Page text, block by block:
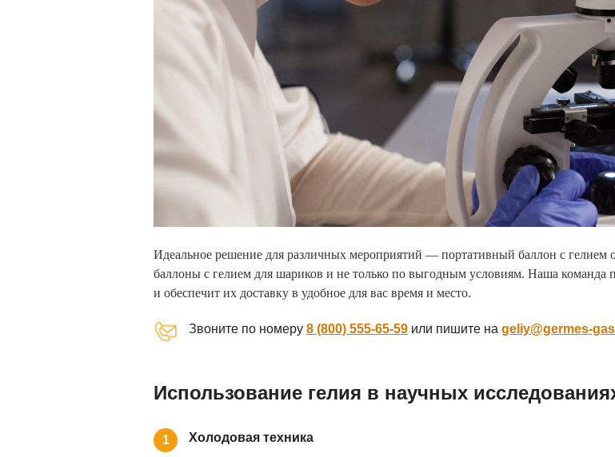
Идеальное решение для различных мероприятий — портативный баллон с гелием
баллоны с гелием для шариков и не только по выгодным условиям. Наша команда
и обеспечит их доставку в удобное для вас время и место.
Звоните по номеру 8 (800) 555-65-59 или пишите на geliy@germes-
Использование гелия в научных
1 Холодовая техника